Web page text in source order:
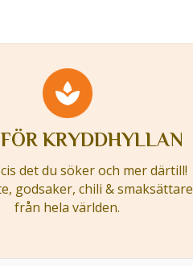
KRYDDHYLLAN
det du söker och mer därtill!
godsaker, chili & smaksättare
från hela världen.